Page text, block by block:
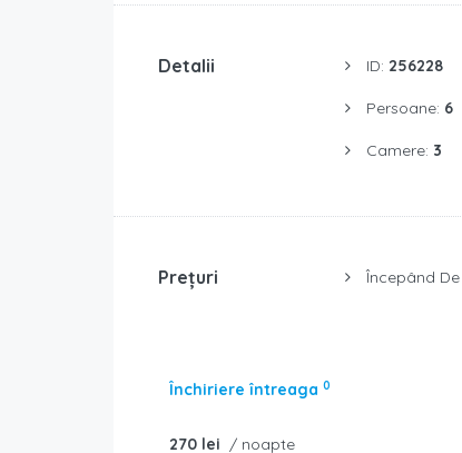
Detalii ID: 256228
Persoane: 6
Camere: 3
Prețuri Începând De
Închiriere întreaga 0
270 lei / noapte